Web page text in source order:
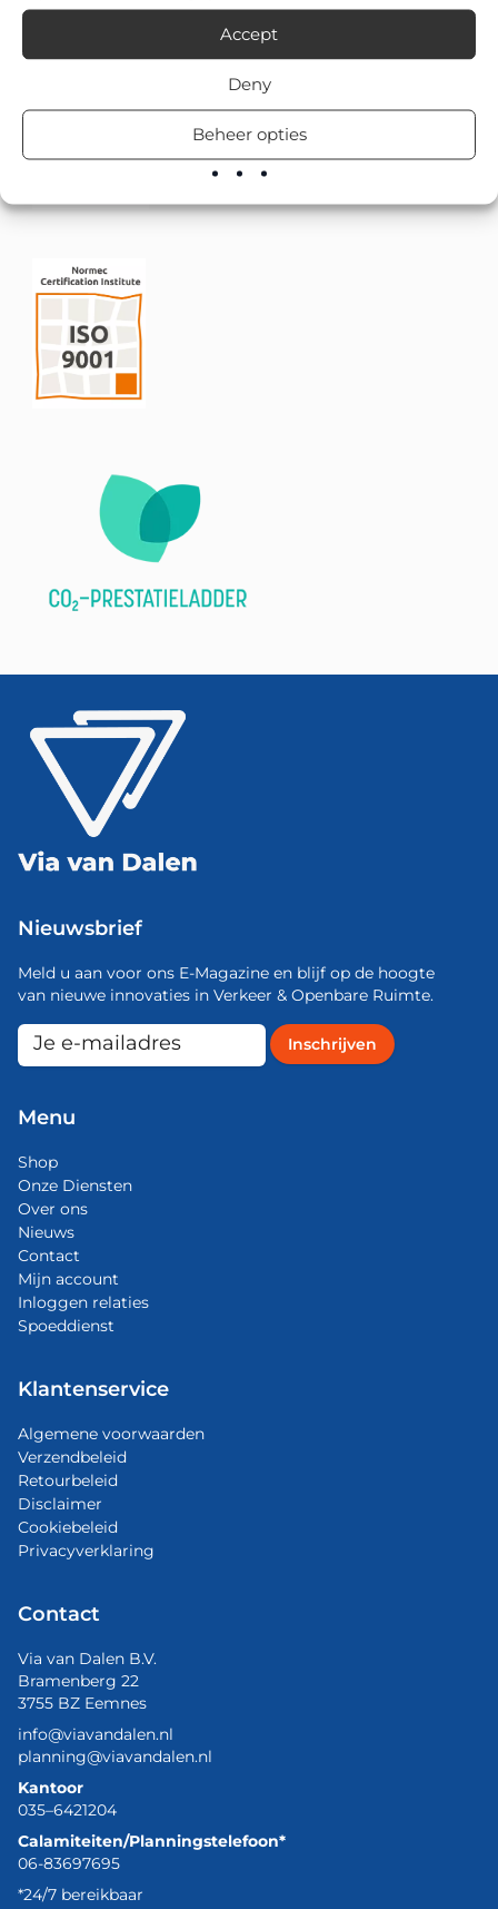
Accept
Deny
Beheer opties
Nieuwsbrief
Meld u aan voor ons E-Magazine en blijf op de hoogte
van nieuwe innovaties in Verkeer & Openbare Ruimte.
Menu
Shop
Onze Diensten
Over ons
Nieuws
Contact
Mijn account
Inloggen relaties
Spoeddienst
Klantenservice
Algemene voorwaarden
Verzendbeleid
Retourbeleid
Disclaimer
Cookiebeleid
Privacyverklaring
Contact
Via van Dalen B.V.
Bramenberg 22
3755 BZ Eemnes
info@viavandalen.nl
planning@viavandalen.nl
Kantoor
035–6421204
Calamiteiten/Planningstelefoon*
06-83697695
*24/7 bereikbaar